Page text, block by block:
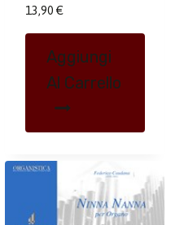
13,90 €
Aggiungi
Al Carrello